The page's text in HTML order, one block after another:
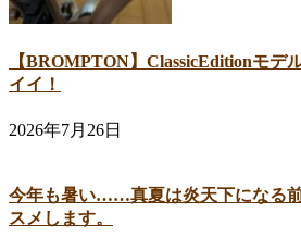
【BROMPTON】ClassicEditionモデ
イイ！
2026年7月26日
今年も暑い……真夏は炎天下になる
スメします。